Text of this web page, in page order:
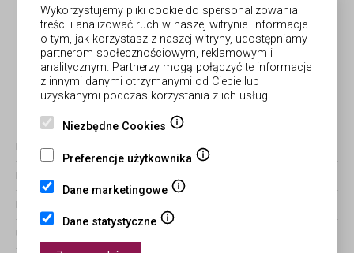
info@forges.pl
© Forges | wykonanie Netergo
informacje
USTAWIENIA COOKIES
obsługa zamówień
ZWROTY I REKLAMACJE
Wykorzystujemy pliki cookie do spersonalizowania
treści i analizować ruch w naszej witrynie. Informacje
o tym, jak korzystasz z naszej witryny, udostępniamy
partnerom społecznościowym, reklamowym i
analitycznym. Partnerzy mogą połączyć te informacje
z innymi danymi otrzymanymi od Ciebie lub
uzyskanymi podczas korzystania z ich usług.
Niezbędne Cookies
Preferencje użytkownika
Dane marketingowe
Dane statystyczne